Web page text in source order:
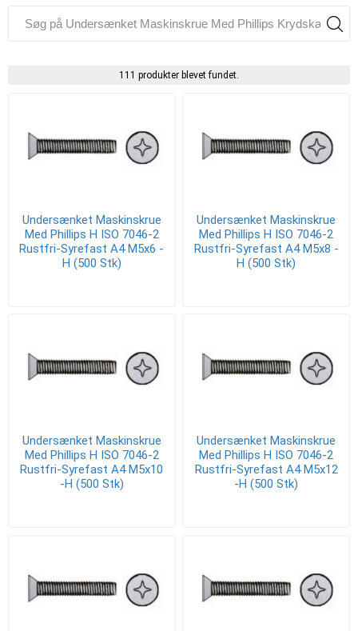
111 produkter blevet fundet.
Undersænket Maskinskrue
Med Phillips H ISO 7046-2
Rustfri-Syrefast A4 M5x6 -
H (500 Stk)
Undersænket Maskinskrue
Med Phillips H ISO 7046-2
Rustfri-Syrefast A4 M5x8 -
H (500 Stk)
Undersænket Maskinskrue
Med Phillips H ISO 7046-2
Rustfri-Syrefast A4 M5x10
-H (500 Stk)
Undersænket Maskinskrue
Med Phillips H ISO 7046-2
Rustfri-Syrefast A4 M5x12
-H (500 Stk)